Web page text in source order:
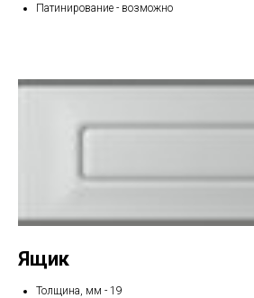
Патинирование - возможно
Ящик
Толщина, мм - 19